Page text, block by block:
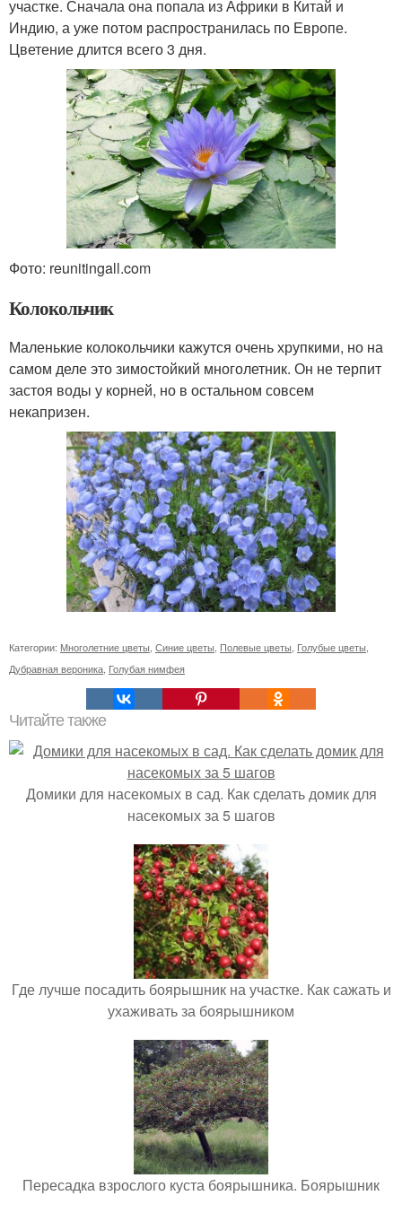
участке. Сначала она попала из Африки в Китай и
Индию, а уже потом распространилась по Европе.
Цветение длится всего 3 дня.
Фото: reunitingall.com
Колокольчик
Маленькие колокольчики кажутся очень хрупкими, но на
самом деле это зимостойкий многолетник. Он не терпит
застоя воды у корней, но в остальном совсем
некапризен.
Категории: Многолетние цветы Синие цветы Полевые цветы Голубые цветы
Дубравная вероника Голубая нимфея
Читайте также
Домики для насекомых в сад. Как сделать домик для
насекомых за 5 шагов
Где лучше посадить боярышник на участке. Как сажать и
ухаживать за боярышником
Пересадка взрослого куста боярышника. Боярышник